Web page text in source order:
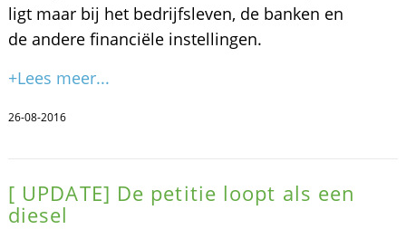
ligt maar bij het bedrijfsleven, de banken en
de andere financiële instellingen.
+Lees meer...
26-08-2016
[ UPDATE] De petitie loopt als een
diesel